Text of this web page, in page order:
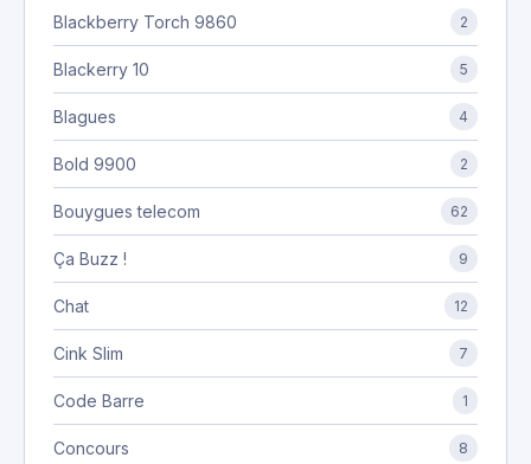
Blackberry Torch 9860 2
Blackerry 10 5
Blagues 4
Bold 9900 2
Bouygues telecom 62
Ça Buzz ! 9
Chat 12
Cink Slim 7
Code Barre 1
Concours 8